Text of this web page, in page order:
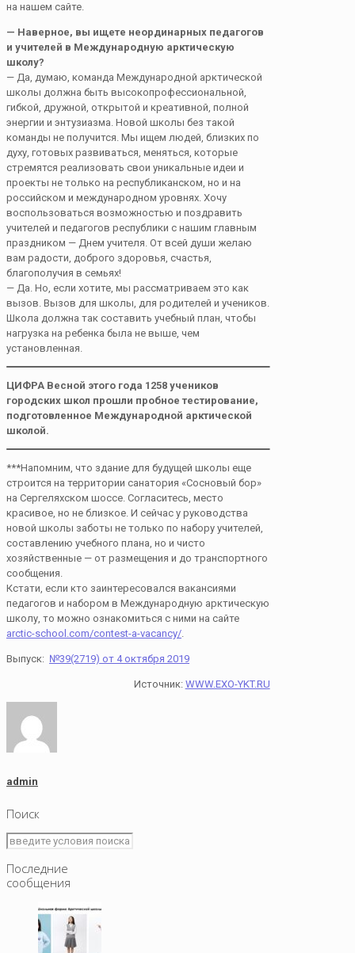
на нашем сайте.
— Наверное, вы ищете неординарных педагогов
и учителей в Международную арктическую
школу?
— Да, думаю, команда Международной арктической
школы должна быть высокопрофессиональной,
гибкой, дружной, открытой и креативной, полной
энергии и энтузиазма. Новой школы без такой
команды не получится. Мы ищем людей, близких по
духу, готовых развиваться, меняться, которые
стремятся реализовать свои уникальные идеи и
проекты не только на республиканском, но и на
российском и международном уровнях. Хочу
воспользоваться возможностью и поздравить
учителей и педагогов республики с нашим главным
праз­дником — Днем учителя. От всей души желаю
вам радости, доброго здоровья, счастья,
благополучия в семьях!
— Да. Но, если хотите, мы рассматриваем это как
вызов. Вызов для школы, для родителей и учеников.
Школа должна так составить учебный план, чтобы
нагрузка на ребенка была не выше, чем
установленная.
ЦИФРА Весной этого года 1258 учеников
городских школ прошли пробное тестирование,
подготовленное Международной арктической
школой.
***Напомним, что здание для будущей школы еще
строится на территории санатория «Сосновый бор»
на Сергеляхском шоссе. Согласитесь, место
красивое, но не близкое. И сейчас у руководства
новой школы заботы не только по набору учителей,
составлению учебного плана, но и чисто
хозяйственные — от размещения и до транспортного
сообщения.
Кстати, если кто заинтересовался вакансиями
педагогов и набором в Международную арктическую
школу, то можно ознакомиться с ними на сайте
arctic-school.com/contest-a-vacancy/.
Выпуск: №39(2719) от 4 октября 2019
Источник: WWW.EXO-YKT.RU
admin
Поиск
Последние
сообщения